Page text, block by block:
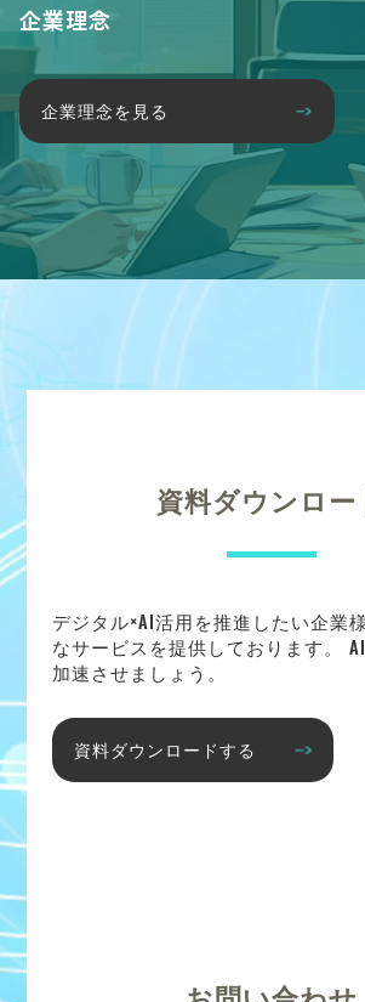
企業理念
企業理念を見る
資料ダウンロー
デジタル×AI活用を推進したい企業
なサービスを提供しております。
加速させましょう。
資料ダウンロードする